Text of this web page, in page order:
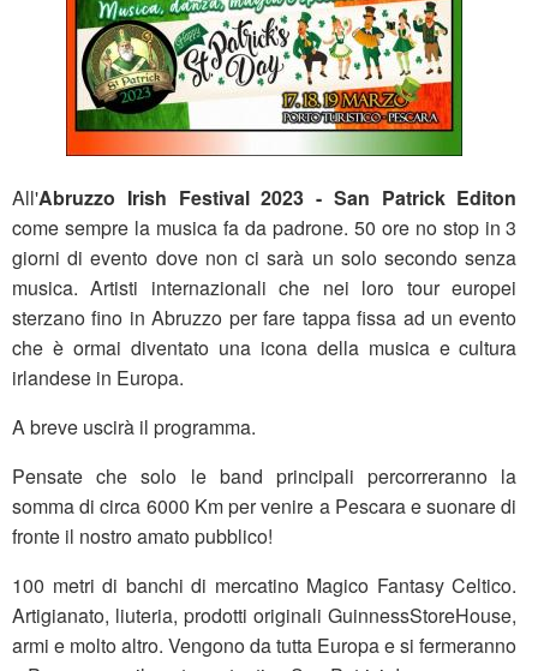
All'Abruzzo Irish Festival 2023 - San Patrick Editon
come sempre la musica fa da padrone. 50 ore no stop in 3
giorni di evento dove non ci sarà un solo secondo senza
musica. Artisti internazionali che nei loro tour europei
sterzano fino in Abruzzo per fare tappa fissa ad un evento
che è ormai diventato una icona della musica e cultura
irlandese in Europa.
A breve uscirà il programma.
Pensate che solo le band principali percorreranno la
somma di circa 6000 Km per venire a Pescara e suonare di
fronte il nostro amato pubblico!
100 metri di banchi di mercatino Magico Fantasy Celtico.
Artigianato, liuteria, prodotti originali GuinnessStoreHouse,
armi e molto altro. Vengono da tutta Europa e si fermeranno